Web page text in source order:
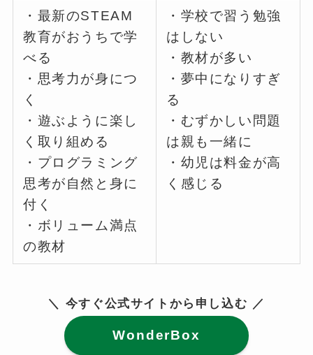
・最新のSTEAM
教育がおうちで学
べる
・思考力が身につ
く
・遊ぶように楽し
く取り組める
・プログラミング
思考が自然と身に
付く
・ボリューム満点
の教材
・学校で習う勉強
はしない
・教材が多い
・夢中になりすぎ
る
・むずかしい問題
は親も一緒に
・幼児は料金が高
く感じる
＼ 今すぐ公式サイトから申し込む ／
WonderBox